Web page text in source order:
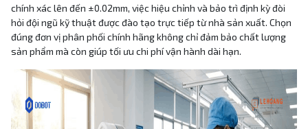
chính xác lên đến ±0.02mm, việc hiệu chỉnh và bảo trì định kỳ đòi
hỏi đội ngũ kỹ thuật được đào tạo trực tiếp từ nhà sản xuất. Chọn
đúng đơn vị phân phối chính hãng không chỉ đảm bảo chất lượng
sản phẩm mà còn giúp tối ưu chi phí vận hành dài hạn.